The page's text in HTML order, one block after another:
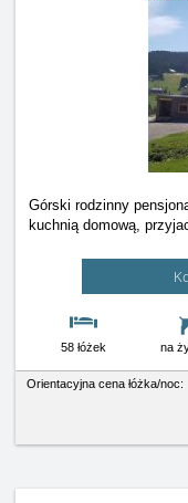
Górski rodzinny
kuchnią domową,
58 łóżek na
Orientacyjna cena łóżka/noc: